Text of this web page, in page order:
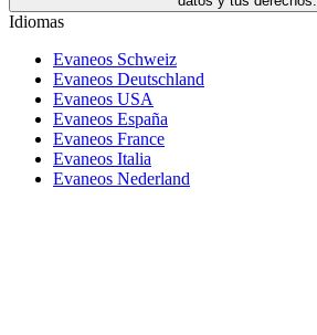
Idiomas
Evaneos Schweiz
Evaneos Deutschland
Evaneos USA
Evaneos España
Evaneos France
Evaneos Italia
Evaneos Nederland